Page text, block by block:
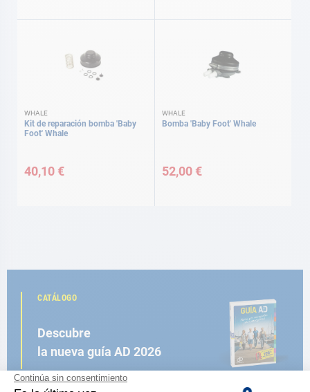
WHALE
Kit de reparación bomba 'Baby
Foot' Whale
40,10 €
WHALE
Bomba 'Baby Foot' Whale
52,00 €
CATÁLOGO
Descubre
la nueva guía AD 2026